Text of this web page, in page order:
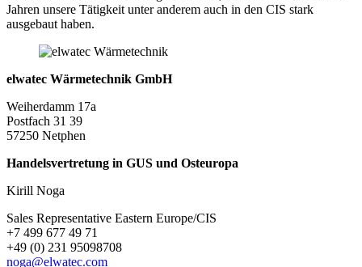
Jahren unsere Tätigkeit unter anderem auch in den CIS stark
ausgebaut haben.
elwatec Wärmetechnik GmbH
Weiherdamm 17a
Postfach 31 39
57250 Netphen
Handelsvertretung in GUS und Osteuropa
Kirill Noga
Sales Representative Eastern Europe/CIS
+7 499 677 49 71
+49 (0) 231 95098708
noga@elwatec.com